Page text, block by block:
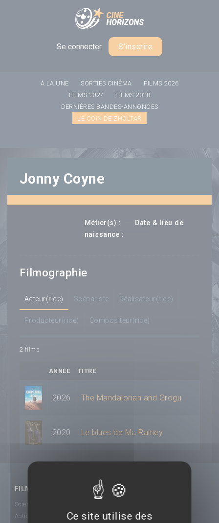
Se connecter S'inscrire
À LA UNE SORTIES CINÉMA
FILMS 2026
FILMS 2027
FILMS 2028
DERNIÈRES BANDES-ANNONCES
LE COIN DE ZHOLTAR
Jonny Coyne
Métier(s) :
Date & lieu de
naissance :
Filmographie
Acteur(rice) Scénariste Réalisateur(rice)
Producteur(rice) Compositeur(rice)
2 films
ANNEE TITRE
2026 The Mandalorian and Grogu
2020 Le blues de Ma Rainey
FILMS
Science-Fiction
Action
Panneau de gestion des cookies
Ce site utilise des